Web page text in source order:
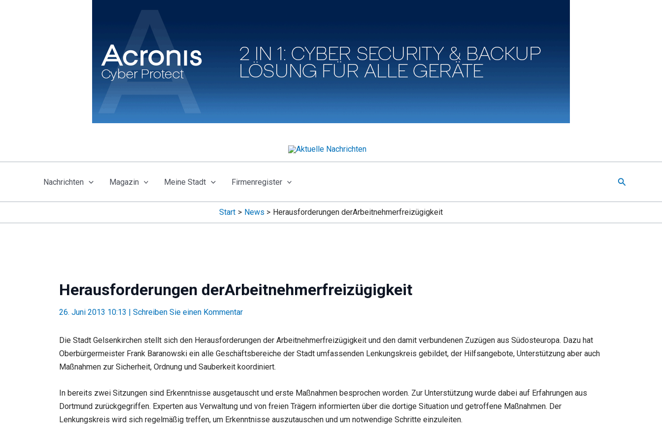
Nachrichten Magazin Meine Stadt Firmenregister Suchen
Start News Herausforderungen derArbeitnehmerfreizügigkeit
Herausforderungen derArbeitnehmerfreizügigkeit
26. Juni 2013 10:13 | Schreiben Sie einen Kommentar
Die Stadt Gelsenkirchen stellt sich den Herausforderungen der Arbeitnehmerfreizügigkeit und den damit verbundenen Zuzügen aus Südosteuropa. Dazu hat
Oberbürgermeister Frank Baranowski ein alle Geschäftsbereiche der Stadt umfassenden Lenkungskreis gebildet, der Hilfsangebote, Unterstützung aber auch
Maßnahmen zur Sicherheit, Ordnung und Sauberkeit koordiniert.
In bereits zwei Sitzungen sind Erkenntnisse ausgetauscht und erste Maßnahmen besprochen worden. Zur Unterstützung wurde dabei auf Erfahrungen aus
Dortmund zurückgegriffen. Experten aus Verwaltung und von freien Trägern informierten über die dortige Situation und getroffene Maßnahmen. Der
Lenkungskreis wird sich regelmäßig treffen, um Erkenntnisse auszutauschen und um notwendige Schritte einzuleiten.